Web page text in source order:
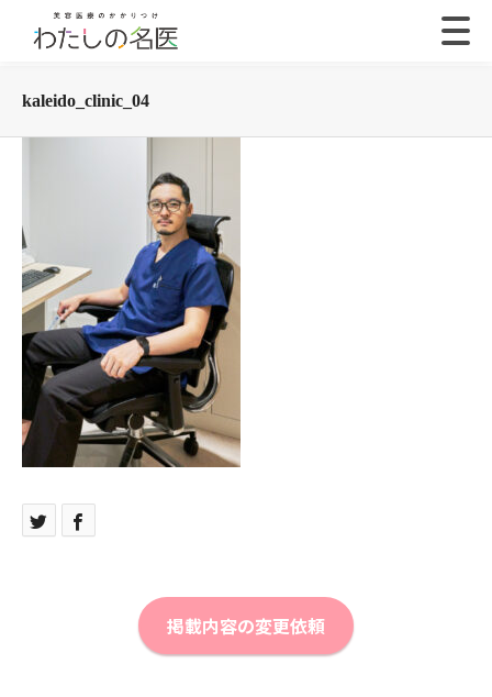
kaleido_clinic_04
掲載内容の変更依頼